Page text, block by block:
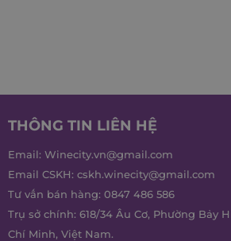
THÔNG TIN LIÊN HỆ
Email: Winecity.vn@gmail.com
Email CSKH: cskh.winecity@gmail.com
Tư vấn bán hàng: 0847 486 586
Trụ sở chính: 618/34 Âu Cơ, Phường Bảy
Chí Minh, Việt Nam.